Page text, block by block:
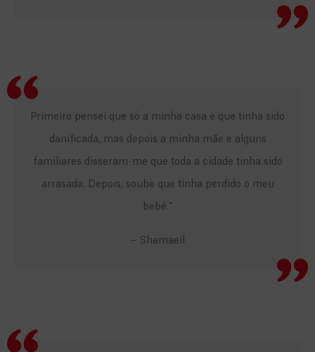
Primeiro pensei que só a minha casa é que tinha sido
danificada, mas depois a minha mãe e alguns
familiares disseram-me que toda a cidade tinha sido
arrasada. Depois, soube que tinha perdido o meu
bebé.”
– Shamaeil